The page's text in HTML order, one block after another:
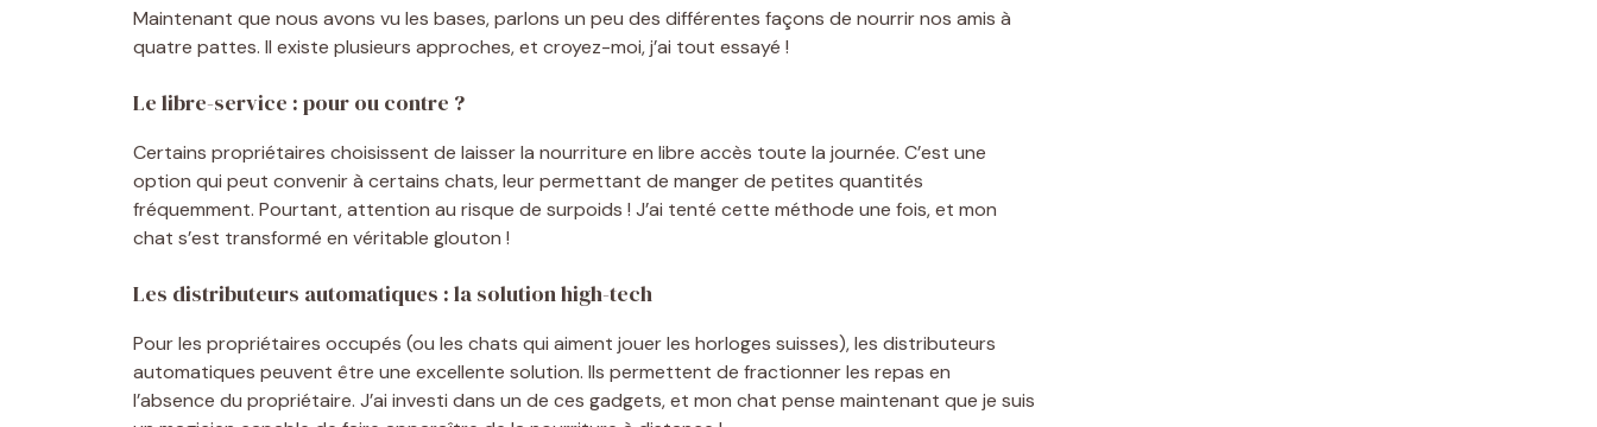
Maintenant que nous avons vu les bases, parlons un peu des différentes façons de nourrir nos amis à
quatre pattes. Il existe plusieurs approches, et croyez-moi, j’ai tout essayé !
Le libre-service : pour ou contre ?
Certains propriétaires choisissent de laisser la nourriture en libre accès toute la journée. C’est une
option qui peut convenir à certains chats, leur permettant de manger de petites quantités
fréquemment. Pourtant, attention au risque de surpoids ! J’ai tenté cette méthode une fois, et mon
chat s’est transformé en véritable glouton !
Les distributeurs automatiques : la solution high-tech
Pour les propriétaires occupés (ou les chats qui aiment jouer les horloges suisses), les distributeurs
automatiques peuvent être une excellente solution. Ils permettent de fractionner les repas en
l’absence du propriétaire. J’ai investi dans un de ces gadgets, et mon chat pense maintenant que je suis